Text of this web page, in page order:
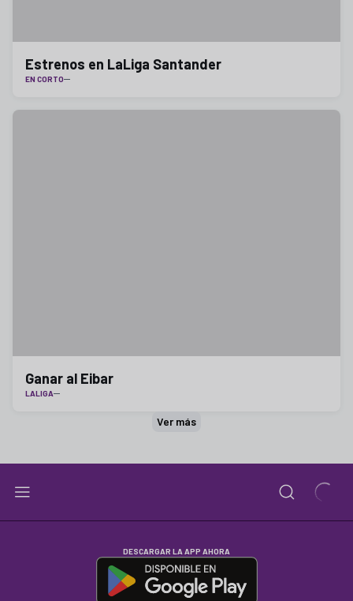
Estrenos en LaLiga Santander
EN CORTO
Ganar al Eibar
LALIGA
Ver más
DESCARGAR LA APP AHORA